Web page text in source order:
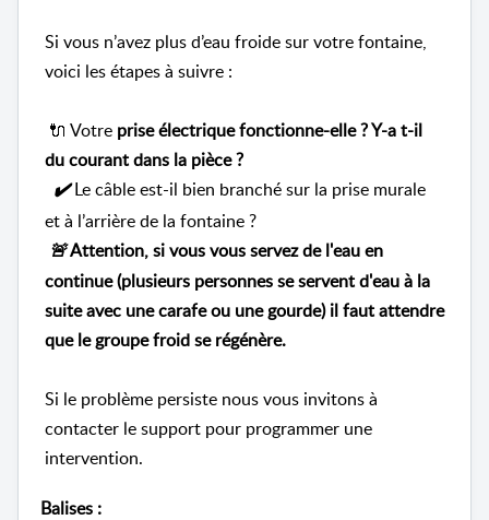
Si vous n’avez plus d’eau froide sur votre fontaine,
voici les étapes à suivre :
🔌 Votre prise électrique fonctionne-elle ? Y-a t-il
du courant dans la pièce ?
✔️Le câble est-il bien branché sur la prise murale
et à l’arrière de la fontaine ?
🚨Attention, si vous vous servez de l'eau en
continue (plusieurs personnes se servent d'eau à la
suite avec une carafe ou une gourde) il faut attendre
que le groupe froid se régénère.
Si le problème persiste nous vous invitons à
contacter le support pour programmer une
intervention.
Balises :